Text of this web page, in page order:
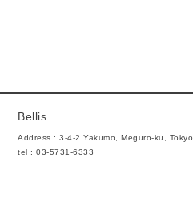
Bellis
Address : 3-4-2 Yakumo, Meguro-ku, Tokyo
tel : 03-5731-6333